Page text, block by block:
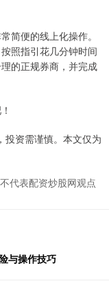
简便的线上化操作。
照指引花几分钟时间
的正规券商，并完成
投资需谨慎。本文仅为
代表配资炒股网观点
与操作技巧